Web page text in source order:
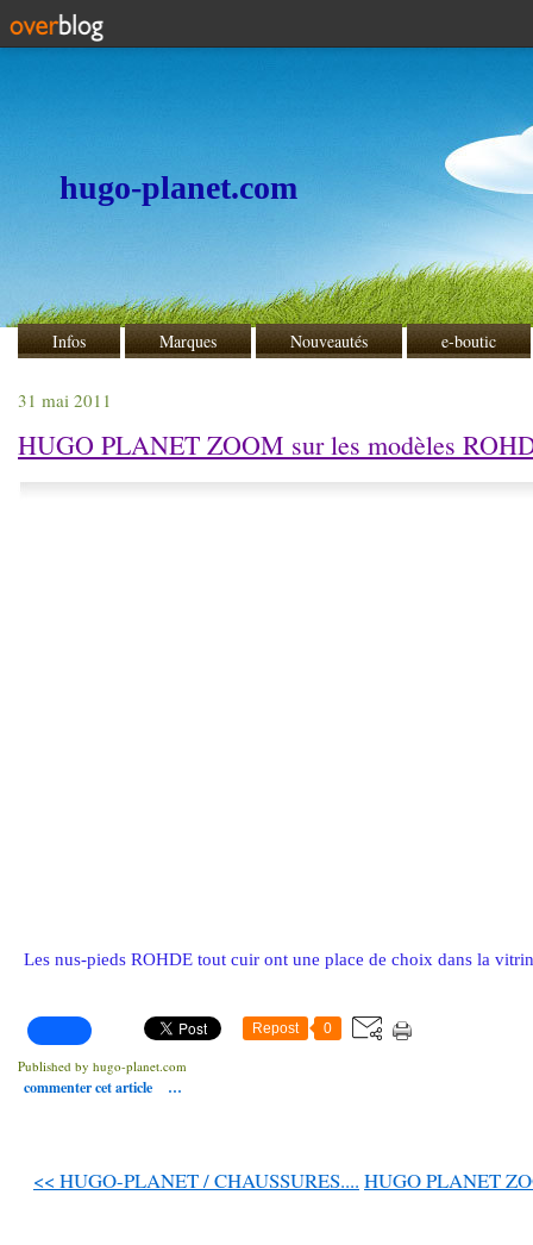
hugo-planet.com
Infos Marques Nouveautés e-boutic
31 mai 2011
HUGO PLANET ZOOM sur les modèles
Les nus-pieds ROHDE tout cuir ont une place de choix dans la
Repost 0
Published by hugo-planet.com
commenter cet article …
<< HUGO-PLANET / CHAUSSURES.... HUGO PLANET